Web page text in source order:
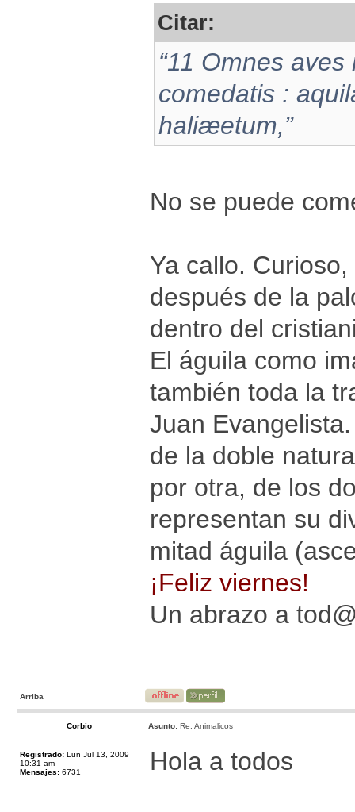
Citar:
“11 Omnes
comedatis :
haliæetum,”
No se puede
Ya callo.
después de la
dentro del
El águila como
también toda la
Juan
de la doble
por otra, de los
representan su
mitad águila
¡Feliz viernes!
Un abrazo a
Arriba
Corbio Asunto: Re: Animalicos
Registrado: Lun Jul 13, 2009
10:31 am
Mensajes: 6731 Hola a todos